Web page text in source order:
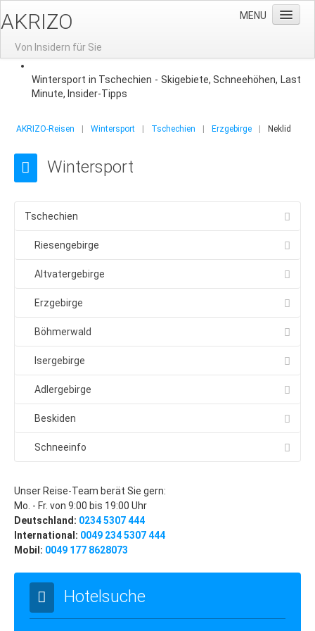
AKRIZO
Von Insidern für Sie
MENU
Home
News
Aktuelle Angebote
Gruppenhotels
Gruppenreisen-Restaurants
Stadtführung
Klassenfahrten nach Prag
Stadtführungen für Klassen
Gruppenreisen nach Hamburg
Reisevorschlag: 3-Tage-Hamburg
Aktuelle Angebote: Gruppenreise Hamburg
Kontakt: Ihre Reise-Anfrage
Kontakt: Ihre Reise-Angebote
Städte
Prag
Hotel-Tipps
Lastminute
Wintersport in Tschechien - Skigebiete, Schneehöhen, Last
Minute, Insider-Tipps
AKRIZO-Reisen Wintersport Tschechien Erzgebirge Neklid
Wintersport
Tschechien
Riesengebirge
Altvatergebirge
Erzgebirge
Böhmerwald
Isergebirge
Adlergebirge
Beskiden
Schneeinfo
Unser Reise-Team berät Sie gern:
Mo. - Fr. von 9:00 bis 19:00 Uhr
Deutschland: 0234 5307 444
International: 0049 234 5307 444
Mobil: 0049 177 8628073
Hotelsuche